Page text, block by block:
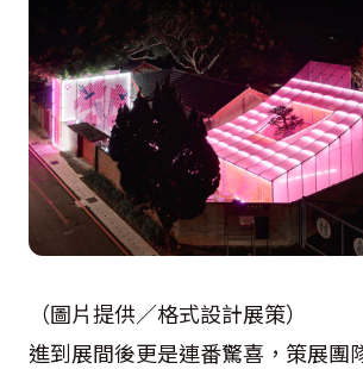
（圖片提供／格式設計展策）
進到展間後更是連番驚喜，策展團